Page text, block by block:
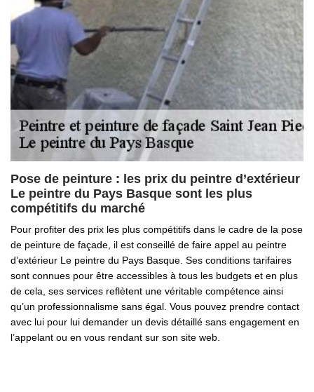
Pose de peinture : les prix du peintre d’extérieur
Le peintre du Pays Basque sont les plus
compétitifs du marché
Pour profiter des prix les plus compétitifs dans le cadre de la pose
de peinture de façade, il est conseillé de faire appel au peintre
d’extérieur Le peintre du Pays Basque. Ses conditions tarifaires
sont connues pour être accessibles à tous les budgets et en plus
de cela, ses services reflètent une véritable compétence ainsi
qu’un professionnalisme sans égal. Vous pouvez prendre contact
avec lui pour lui demander un devis détaillé sans engagement en
l’appelant ou en vous rendant sur son site web.